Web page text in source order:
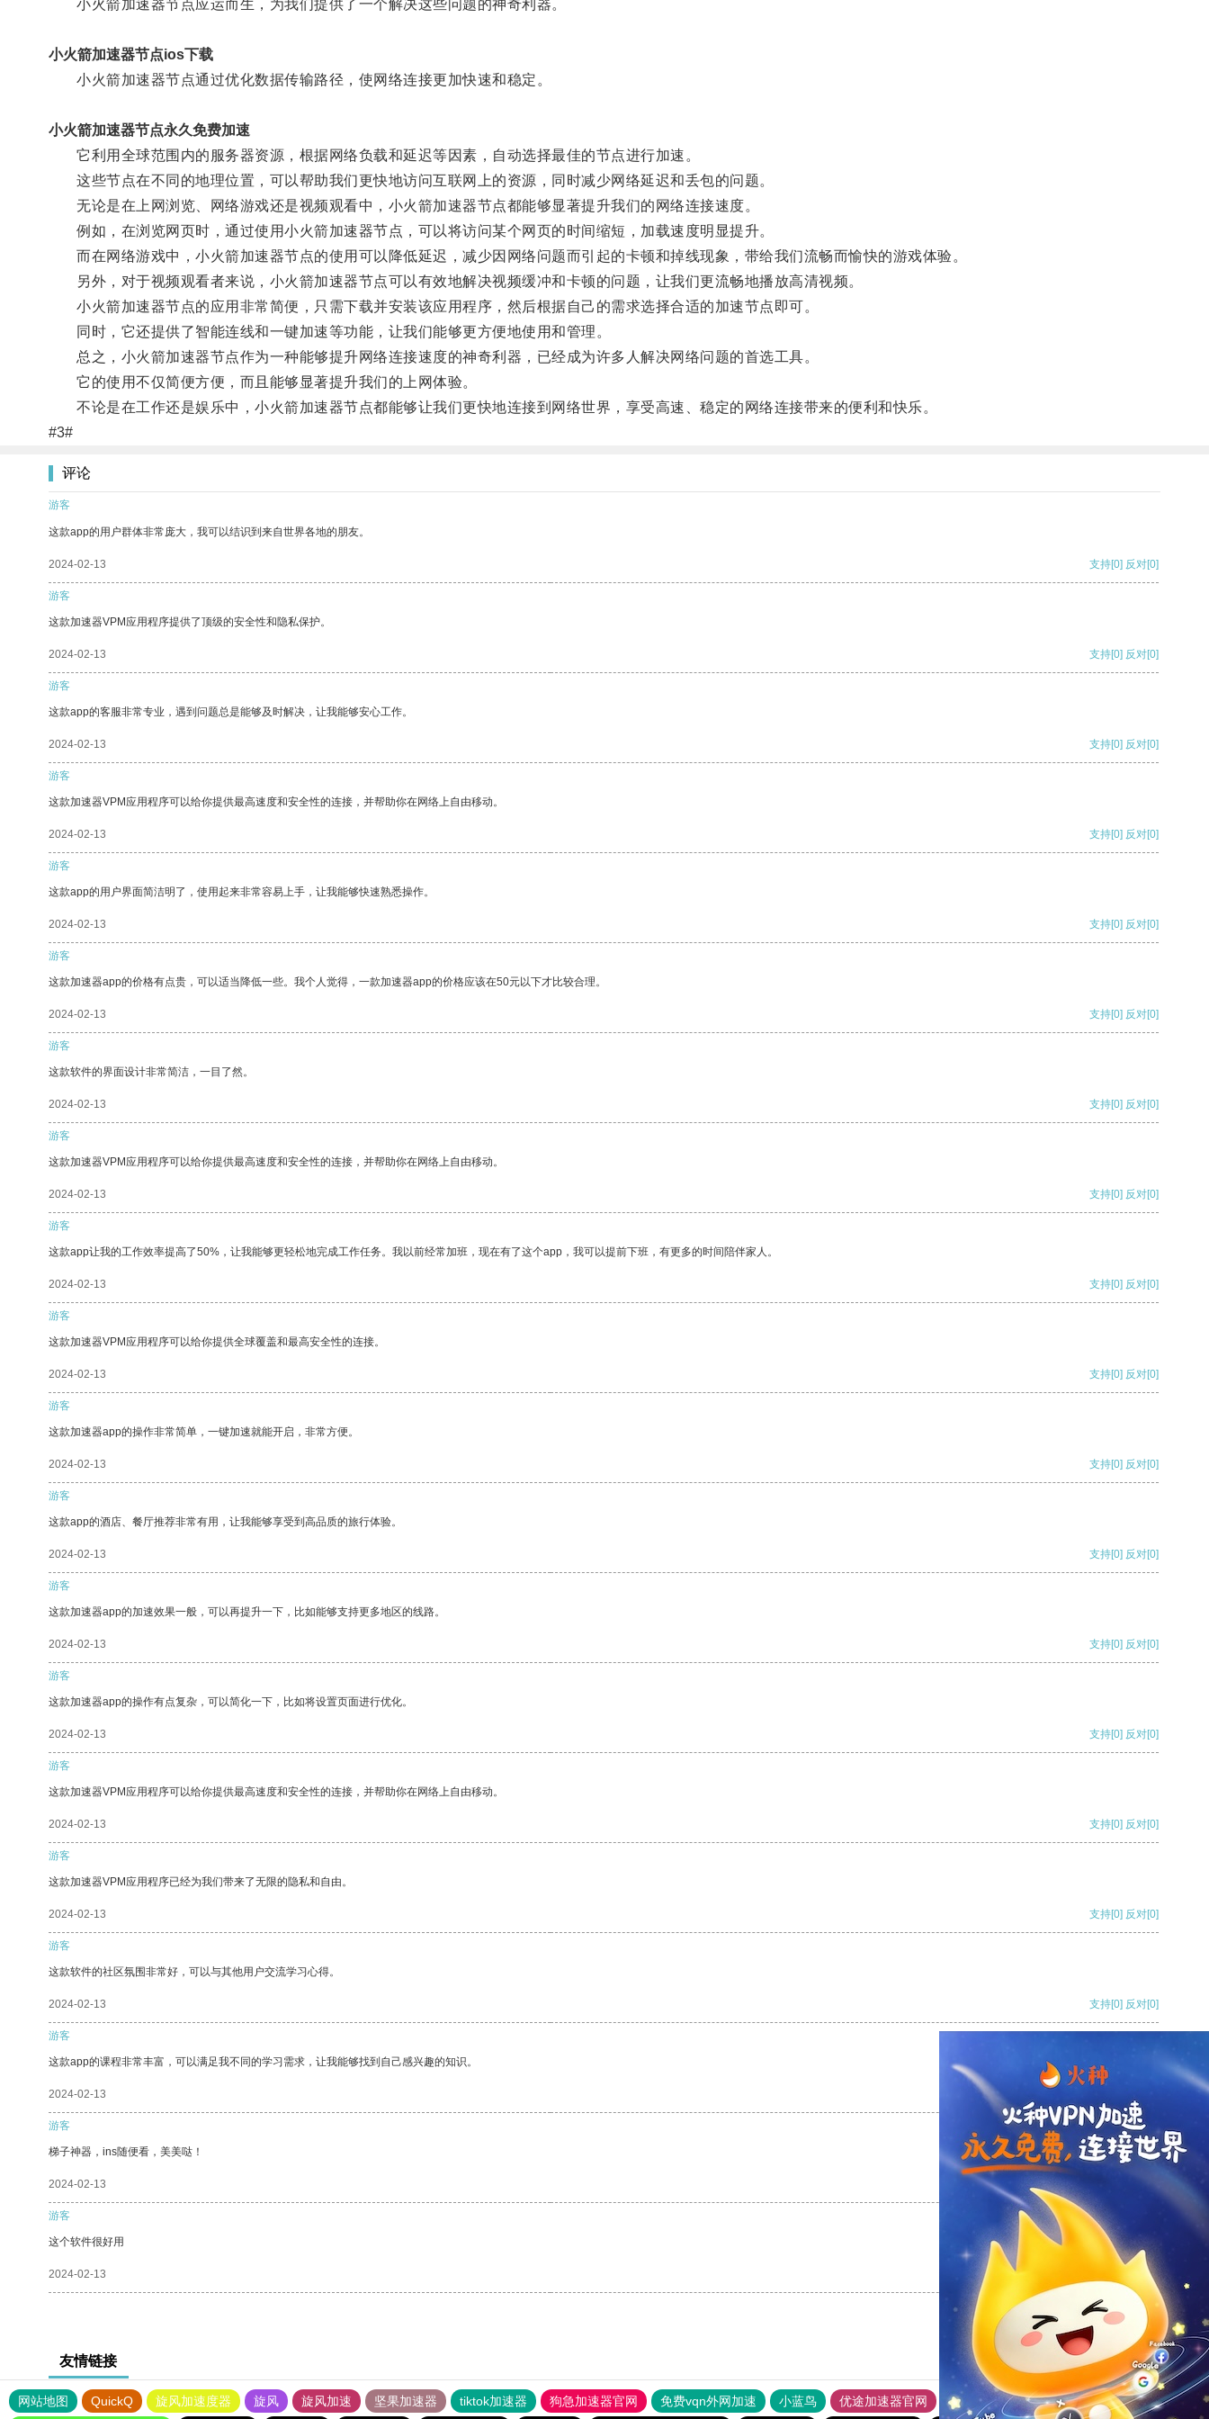
小火箭加速器节点应运而生，为我们提供了一个解决这些问题的神奇利器。
小火箭加速器节点ios下载
小火箭加速器节点通过优化数据传输路径，使网络连接更加快速和稳定。
小火箭加速器节点永久免费加速
它利用全球范围内的服务器资源，根据网络负载和延迟等因素，自动选择最佳的节点进行加速。
这些节点在不同的地理位置，可以帮助我们更快地访问互联网上的资源，同时减少网络延迟和丢包的问题。
无论是在上网浏览、网络游戏还是视频观看中，小火箭加速器节点都能够显著提升我们的网络连接速度。
例如，在浏览网页时，通过使用小火箭加速器节点，可以将访问某个网页的时间缩短，加载速度明显提升。
而在网络游戏中，小火箭加速器节点的使用可以降低延迟，减少因网络问题而引起的卡顿和掉线现象，带给我们流畅而愉快的游戏体验。
另外，对于视频观看者来说，小火箭加速器节点可以有效地解决视频缓冲和卡顿的问题，让我们更流畅地播放高清视频。
小火箭加速器节点的应用非常简便，只需下载并安装该应用程序，然后根据自己的需求选择合适的加速节点即可。
同时，它还提供了智能连线和一键加速等功能，让我们能够更方便地使用和管理。
总之，小火箭加速器节点作为一种能够提升网络连接速度的神奇利器，已经成为许多人解决网络问题的首选工具。
它的使用不仅简便方便，而且能够显著提升我们的上网体验。
不论是在工作还是娱乐中，小火箭加速器节点都能够让我们更快地连接到网络世界，享受高速、稳定的网络连接带来的便利和快乐。
#3#
评论
游客
这款app的用户群体非常庞大，我可以结识到来自世界各地的朋友。
2024-02-13 支持[0] 反对[0]
游客
这款加速器VPM应用程序提供了顶级的安全性和隐私保护。
2024-02-13 支持[0] 反对[0]
游客
这款app的客服非常专业，遇到问题总是能够及时解决，让我能够安心工作。
2024-02-13 支持[0] 反对[0]
游客
这款加速器VPM应用程序可以给你提供最高速度和安全性的连接，并帮助你在网络上自由移动。
2024-02-13 支持[0] 反对[0]
游客
这款app的用户界面简洁明了，使用起来非常容易上手，让我能够快速熟悉操作。
2024-02-13 支持[0] 反对[0]
游客
这款加速器app的价格有点贵，可以适当降低一些。我个人觉得，一款加速器app的价格应该在50元以下才比较合理。
2024-02-13 支持[0] 反对[0]
游客
这款软件的界面设计非常简洁，一目了然。
2024-02-13 支持[0] 反对[0]
游客
这款加速器VPM应用程序可以给你提供最高速度和安全性的连接，并帮助你在网络上自由移动。
2024-02-13 支持[0] 反对[0]
游客
这款app让我的工作效率提高了50%，让我能够更轻松地完成工作任务。我以前经常加班，现在有了这个app，我可以提前下班，有更多的时间陪伴家人。
2024-02-13 支持[0] 反对[0]
游客
这款加速器VPM应用程序可以给你提供全球覆盖和最高安全性的连接。
2024-02-13 支持[0] 反对[0]
游客
这款加速器app的操作非常简单，一键加速就能开启，非常方便。
2024-02-13 支持[0] 反对[0]
游客
这款app的酒店、餐厅推荐非常有用，让我能够享受到高品质的旅行体验。
2024-02-13 支持[0] 反对[0]
游客
这款加速器app的加速效果一般，可以再提升一下，比如能够支持更多地区的线路。
2024-02-13 支持[0] 反对[0]
游客
这款加速器app的操作有点复杂，可以简化一下，比如将设置页面进行优化。
2024-02-13 支持[0] 反对[0]
游客
这款加速器VPM应用程序可以给你提供最高速度和安全性的连接，并帮助你在网络上自由移动。
2024-02-13 支持[0] 反对[0]
游客
这款加速器VPM应用程序已经为我们带来了无限的隐私和自由。
2024-02-13 支持[0] 反对[0]
游客
这款软件的社区氛围非常好，可以与其他用户交流学习心得。
2024-02-13 支持[0] 反对[0]
游客
这款app的课程非常丰富，可以满足我不同的学习需求，让我能够找到自己感兴趣的知识。
2024-02-13
游客
梯子神器，ins随便看，美美哒！
2024-02-13 反对
游客
这个软件很好用
2024-02-13 反对[0]
友情链接
网站地图 QuickQ 旋风加速度器 旋风 旋风加速 坚果加速器 tiktok加速器 狗急加速器官网 免费vqn外网加速 小蓝鸟 优途加速器官网 风驰加速器 旋风加速器 八戒看书